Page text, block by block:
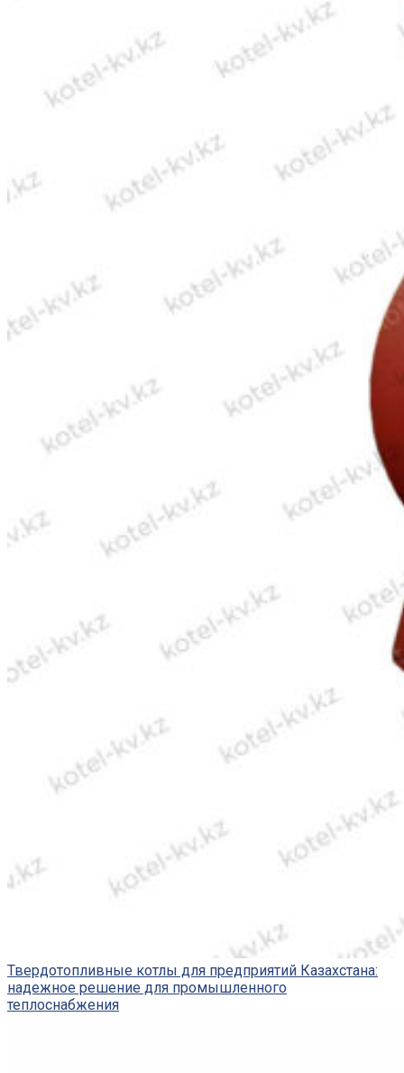
Твердотопливные котлы для предприятий Казахстана:
надежное решение для промышленного
теплоснабжения